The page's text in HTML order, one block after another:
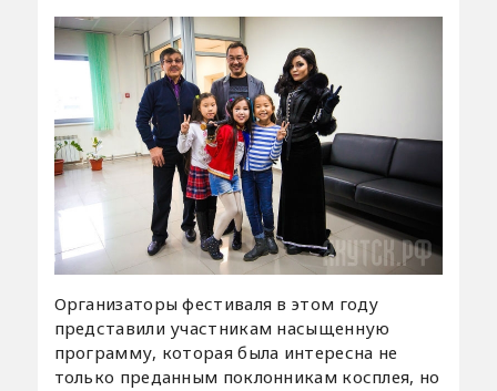
Организаторы фестиваля в этом году
представили участникам насыщенную
программу, которая была интересна не
только преданным поклонникам косплея, но